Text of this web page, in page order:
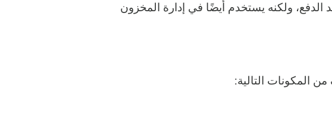
ولكنه يستخدم أيضًا في إدارة المخزون